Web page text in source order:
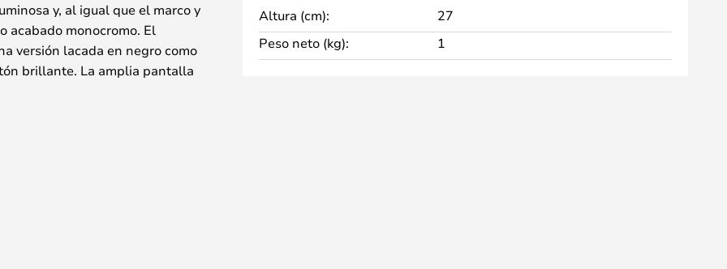
y, al igual que el marco y
acabado monocromo. El
versión lacada en negro como
brillante. La amplia pantalla
en la parte inferior, lo que
es la sutil rejilla alrededor de
pero con un brillo
los ojos.
de iluminación más
Altura (cm):
27
Peso neto (kg):
1